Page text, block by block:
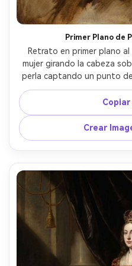
Primer Plano de
Retrato en primer plano
mujer girando la cabeza
perla captando un punto
cabeza, mejillas rosadas
fondo casi negro, bordes
marrón y sombra, suaves
calidad de obra maestra,
de
Crear